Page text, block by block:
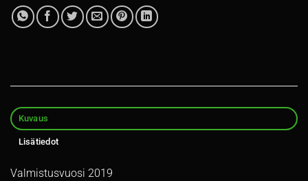
Kuvaus
Lisätiedot
Valmistusvuosi 2019